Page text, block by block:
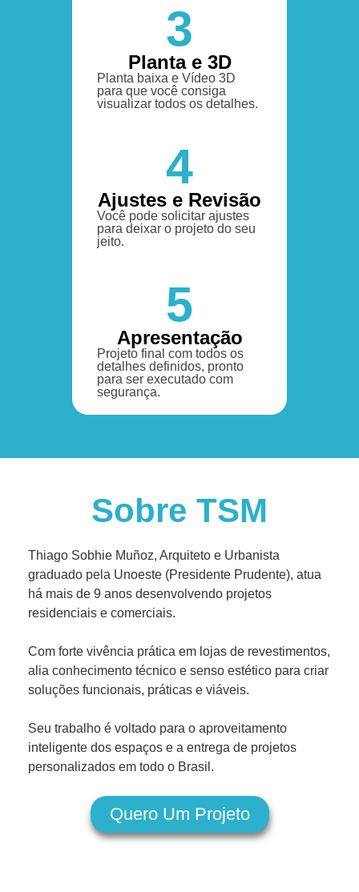
3
Planta e 3D
Planta baixa e Vídeo 3D
para que você consiga
visualizar todos os detalhes.
4
Ajustes e Revisão
Você pode solicitar ajustes
para deixar o projeto do seu
jeito.
5
Apresentação
Projeto final com todos os
detalhes definidos, pronto
para ser executado com
segurança.
Sobre TSM
Thiago Sobhie Muñoz, Arquiteto e Urbanista
graduado pela Unoeste (Presidente Prudente), atua
há mais de 9 anos desenvolvendo projetos
residenciais e comerciais.
Com forte vivência prática em lojas de revestimentos,
alia conhecimento técnico e senso estético para criar
soluções funcionais, práticas e viáveis.
Seu trabalho é voltado para o aproveitamento
inteligente dos espaços e a entrega de projetos
personalizados em todo o Brasil.
Quero Um Projeto